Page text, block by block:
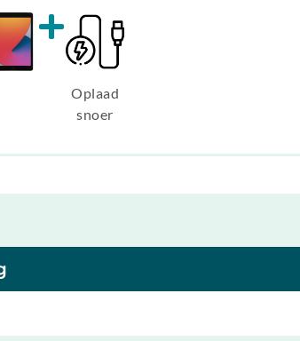
Oplaad
snoer